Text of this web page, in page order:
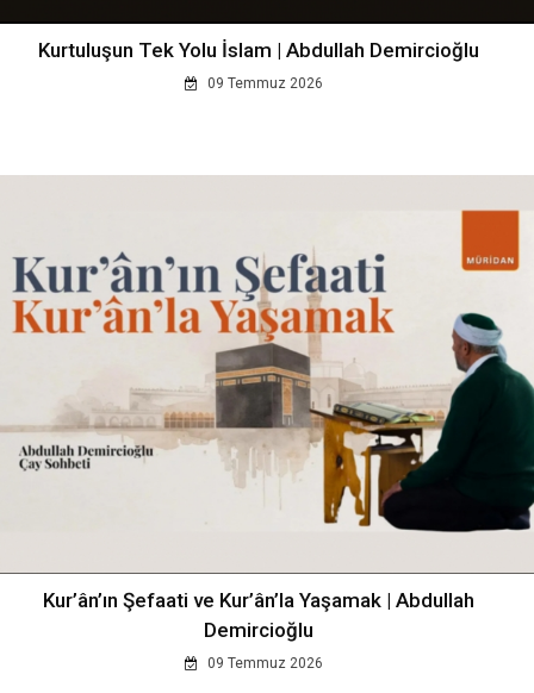
Kurtuluşun Tek Yolu İslam | Abdullah Demircioğlu
09 Temmuz 2026
Kur’ân’ın Şefaati ve Kur’ân’la Yaşamak | Abdullah
Demircioğlu
09 Temmuz 2026